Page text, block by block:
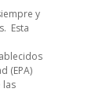
y
Esta
(EPA)
las